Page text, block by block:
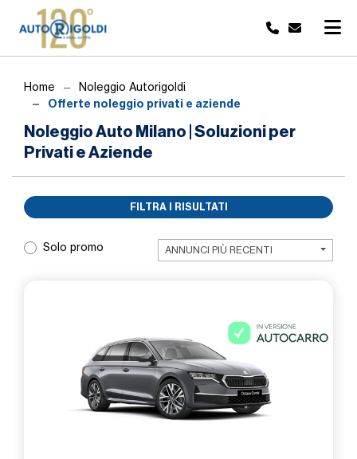
Noleggio Auto Milano | Soluzioni per
Privati e Aziende
Home Noleggio Autorigoldi
Offerte noleggio privati e aziende
FILTRA I RISULTATI
Solo promo ANNUNCI PIÙ RECENTI